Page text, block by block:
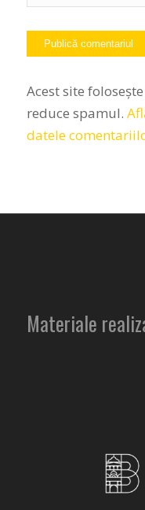
Acest site
reduce spamul.
datele
Materiale